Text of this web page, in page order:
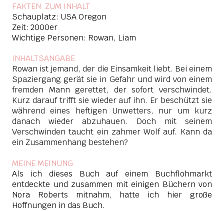
FAKTEN ZUM INHALT
Schauplatz: USA Oregon
Zeit: 2000er
Wichtige Personen: Rowan, Liam
INHALTSANGABE
Rowan ist jemand, der die Einsamkeit liebt. Bei einem
Spaziergang gerät sie in Gefahr und wird von einem
fremden Mann gerettet, der sofort verschwindet.
Kurz darauf trifft sie wieder auf ihn. Er beschützt sie
während eines heftigen Unwetters, nur um kurz
danach wieder abzuhauen. Doch mit seinem
Verschwinden taucht ein zahmer Wolf auf. Kann da
ein Zusammenhang bestehen?
MEINE MEINUNG
Als ich dieses Buch auf einem Buchflohmarkt
entdeckte und zusammen mit einigen Büchern von
Nora Roberts mitnahm, hatte ich hier große
Hoffnungen in das Buch.